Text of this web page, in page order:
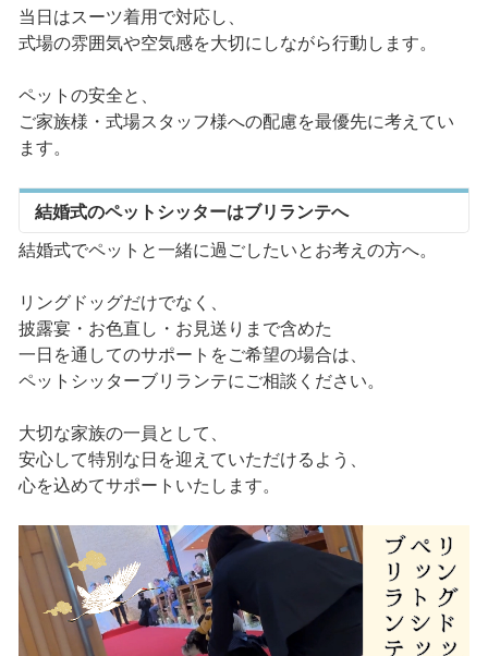
当日はスーツ着用で対応し、
式場の雰囲気や空気感を大切にしながら行動します。
ペットの安全と、
ご家族様・式場スタッフ様への配慮を最優先に考えてい
ます。
結婚式のペットシッターはブリランテへ
結婚式でペットと一緒に過ごしたいとお考えの方へ。
リングドッグだけでなく、
披露宴・お色直し・お見送りまで含めた
一日を通してのサポートをご希望の場合は、
ペットシッターブリランテにご相談ください。
大切な家族の一員として、
安心して特別な日を迎えていただけるよう、
心を込めてサポートいたします。